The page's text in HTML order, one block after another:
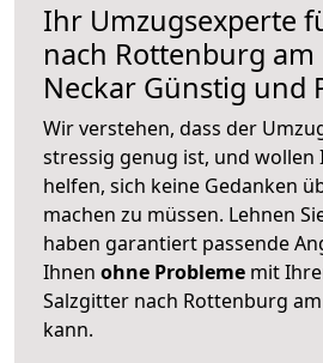
Ihr Umzugsexperte
nach Rottenburg am
Neckar Günstig und
Wir verstehen, dass der
stressig genug ist, und wollen
helfen, sich keine Gedanken
machen zu müssen. Lehnen
haben garantiert passende
Ihnen ohne Probleme mit
Salzgitter nach Rottenburg
kann.